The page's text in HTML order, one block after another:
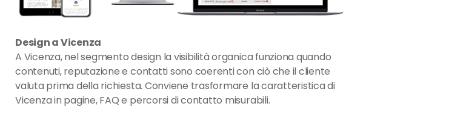
Design a Vicenza
A Vicenza, nel segmento design la visibilità organica funziona quando
contenuti, reputazione e contatti sono coerenti con ciò che il cliente
valuta prima della richiesta. Conviene trasformare la caratteristica di
Vicenza in pagine, FAQ e percorsi di contatto misurabili.